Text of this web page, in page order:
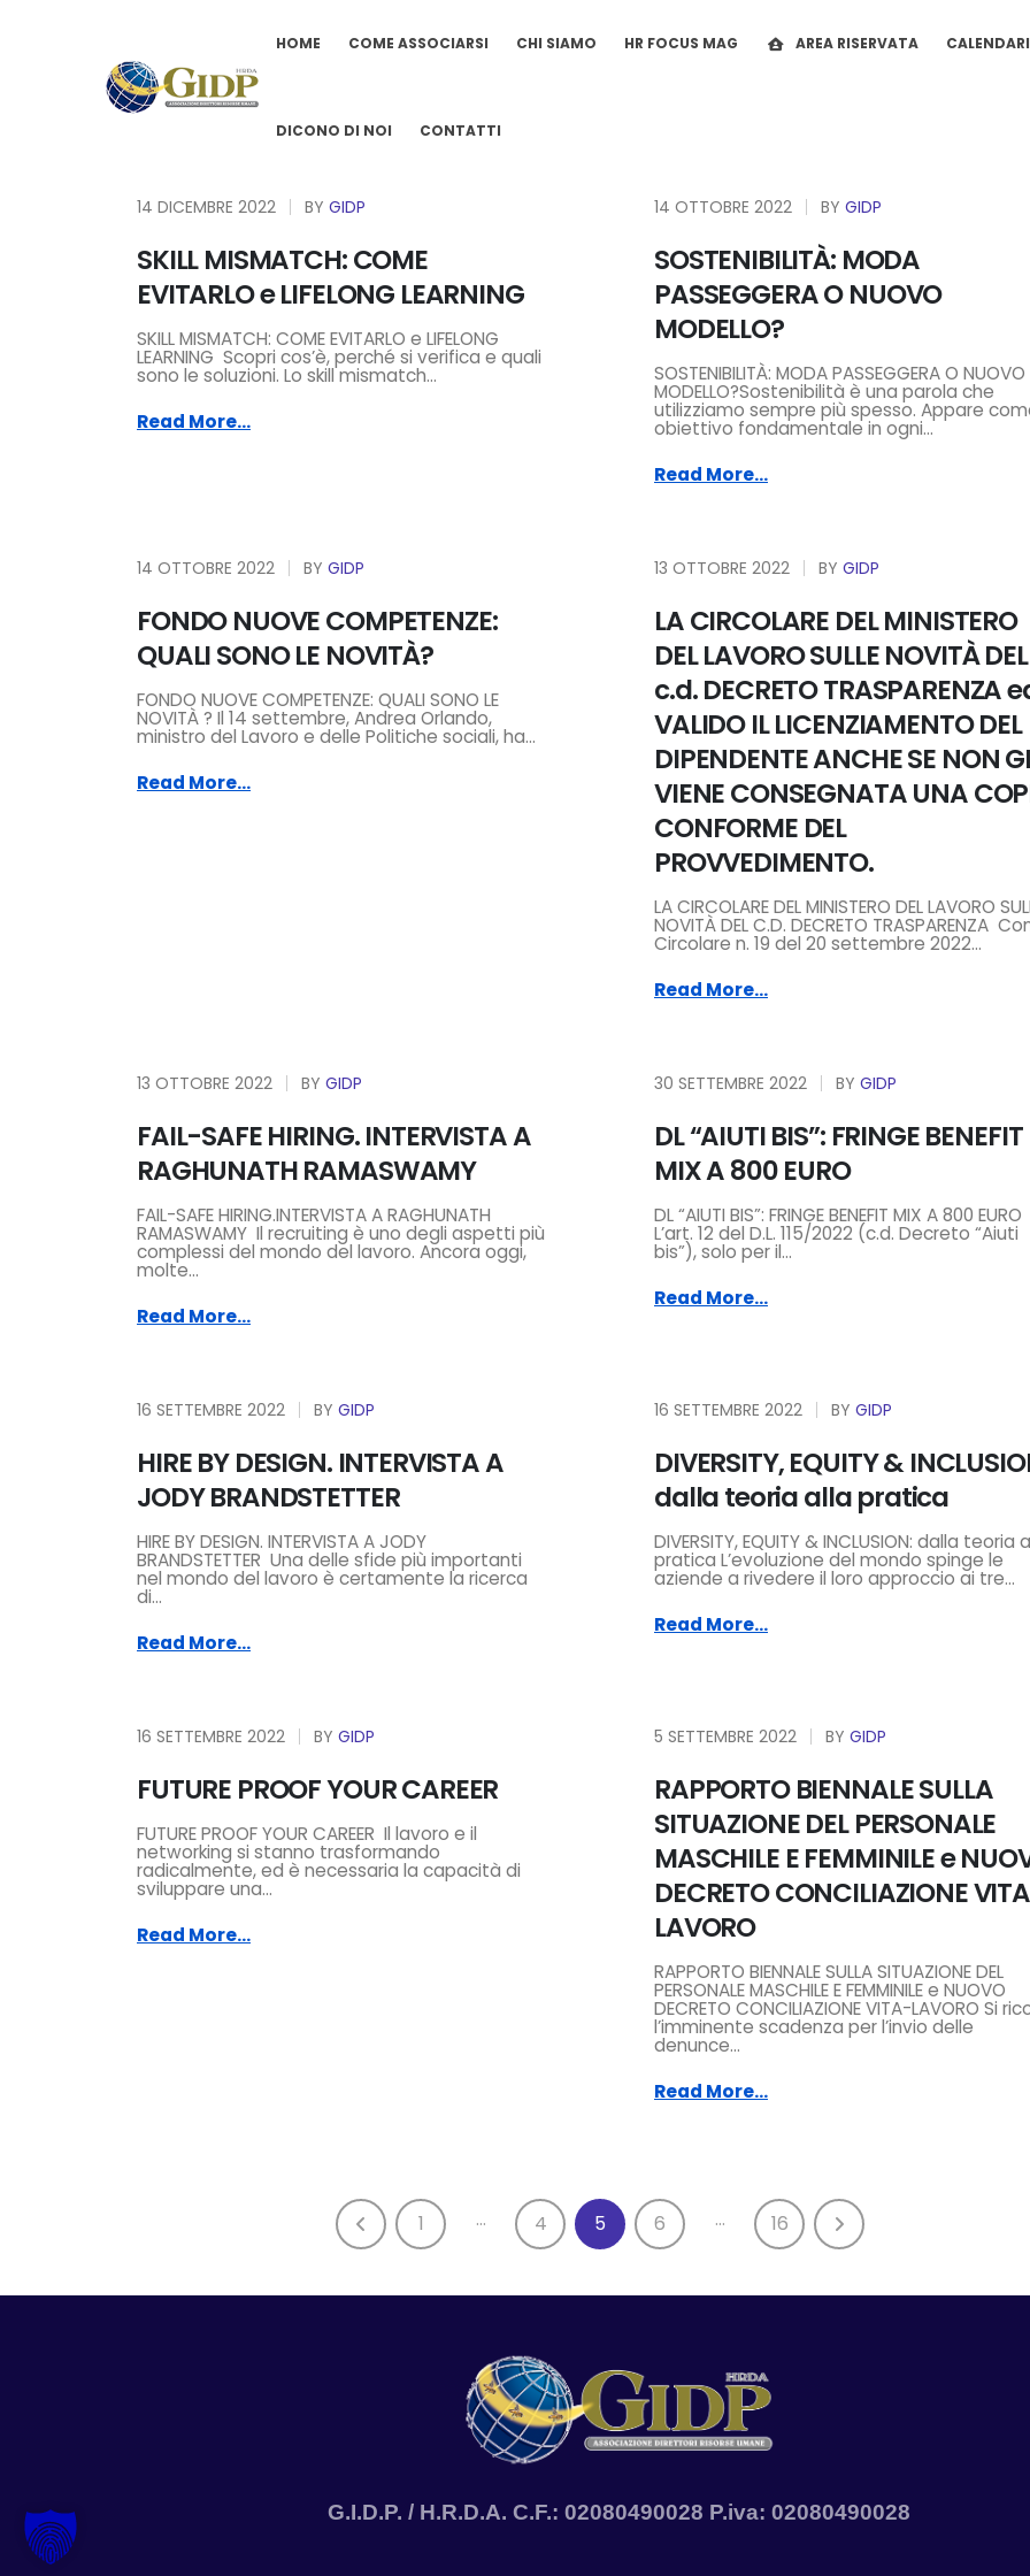
HOME COME ASSOCIARSI CHI SIAMO HR FOCUS MAG AREA RISERVATA
DICONO DI NOI CONTATTI
14 DICEMBRE 2022 BY GIDP
SKILL MISMATCH: COME
EVITARLO e LIFELONG LEARNING
SKILL MISMATCH: COME EVITARLO e LIFELONG
LEARNING Scopri cos’è, perché si verifica e quali
sono le soluzioni. Lo skill mismatch...
Read More...
14 OTTOBRE 2022 BY GIDP
SOSTENIBILITÀ: MODA
PASSEGGERA O NUOVO
MODELLO?
SOSTENIBILITÀ: MODA PASSEGGERA O NUOVO
MODELLO?Sostenibilità è una parola che
utilizziamo sempre più spesso. Appare
obiettivo fondamentale in ogni...
Read More...
14 OTTOBRE 2022 BY GIDP
FONDO NUOVE COMPETENZE:
QUALI SONO LE NOVITÀ?
FONDO NUOVE COMPETENZE: QUALI SONO LE
NOVITÀ ? Il 14 settembre, Andrea Orlando,
ministro del Lavoro e delle Politiche sociali, ha...
Read More...
13 OTTOBRE 2022 BY GIDP
LA CIRCOLARE DEL MINISTERO
DEL LAVORO SULLE NOVITÀ DEL
c.d. DECRETO TRASPARENZA
VALIDO IL LICENZIAMENTO DEL
DIPENDENTE ANCHE SE NON
VIENE CONSEGNATA UNA
CONFORME DEL
PROVVEDIMENTO.
LA CIRCOLARE DEL MINISTERO DEL LAVORO
NOVITÀ DEL C.D. DECRETO TRASPARENZA
Circolare n. 19 del 20 settembre 2022...
Read More...
13 OTTOBRE 2022 BY GIDP
FAIL-SAFE HIRING. INTERVISTA A
RAGHUNATH RAMASWAMY
FAIL-SAFE HIRING.INTERVISTA A RAGHUNATH
RAMASWAMY Il recruiting è uno degli aspetti più
complessi del mondo del lavoro. Ancora oggi,
molte...
Read More...
30 SETTEMBRE 2022 BY GIDP
DL “AIUTI BIS”: FRINGE BENEFIT
MIX A 800 EURO
DL “AIUTI BIS”: FRINGE BENEFIT MIX A 800 EURO
L’art. 12 del D.L. 115/2022 (c.d. Decreto “Aiuti
bis”), solo per il...
Read More...
16 SETTEMBRE 2022 BY GIDP
HIRE BY DESIGN. INTERVISTA A
JODY BRANDSTETTER
HIRE BY DESIGN. INTERVISTA A JODY
BRANDSTETTER Una delle sfide più importanti
nel mondo del lavoro è certamente la ricerca
di...
Read More...
16 SETTEMBRE 2022 BY GIDP
DIVERSITY, EQUITY &
dalla teoria alla pratica
DIVERSITY, EQUITY & INCLUSION: dalla teoria
pratica L’evoluzione del mondo spinge le
aziende a rivedere il loro approccio ai tre...
Read More...
16 SETTEMBRE 2022 BY GIDP
FUTURE PROOF YOUR CAREER
FUTURE PROOF YOUR CAREER Il lavoro e il
networking si stanno trasformando
radicalmente, ed è necessaria la capacità di
sviluppare una...
Read More...
5 SETTEMBRE 2022 BY GIDP
RAPPORTO BIENNALE SULLA
SITUAZIONE DEL PERSONALE
MASCHILE E FEMMINILE e
DECRETO CONCILIAZIONE
LAVORO
RAPPORTO BIENNALE SULLA SITUAZIONE DEL
PERSONALE MASCHILE E FEMMINILE e NUOVO
DECRETO CONCILIAZIONE VITA-LAVORO Si
l’imminente scadenza per l’invio delle
denunce...
Read More...
1 … 4 5 6 … 16
G.I.D.P. / H.R.D.A. C.F.: 02080490028 P.iva: 02080490028